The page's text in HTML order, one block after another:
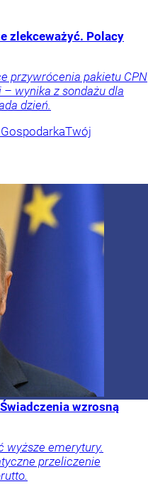
zlekceważyć. Polacy
przywrócenia pakietu CPN
wynika z sondażu dla
dzień.
GospodarkaTwój
wzrosną
wyższe emerytury.
przeliczenie